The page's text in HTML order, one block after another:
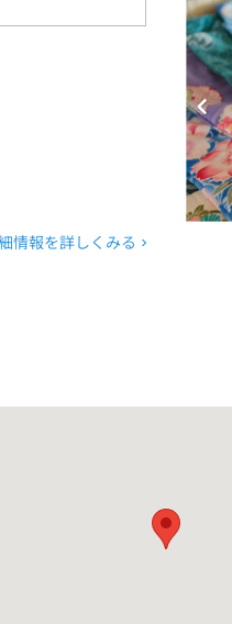
情報を詳しくみる